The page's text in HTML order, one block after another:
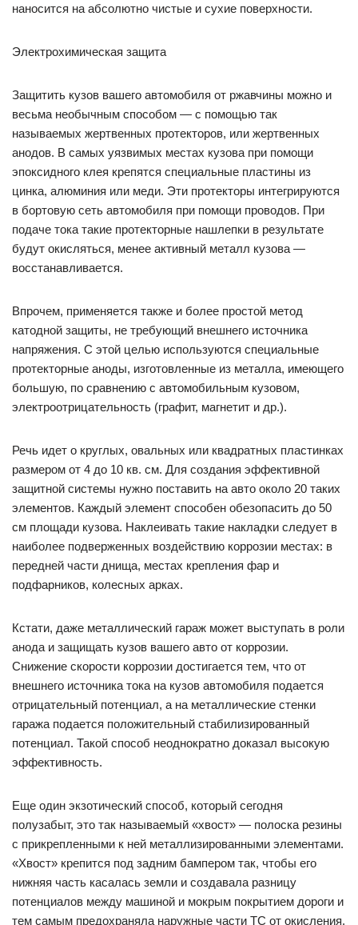
наносится на абсолютно чистые и сухие поверхности.
Электрохимическая защита
Защитить кузов вашего автомобиля от ржавчины можно и
весьма необычным способом — с помощью так
называемых жертвенных протекторов, или жертвенных
анодов. В самых уязвимых местах кузова при помощи
эпоксидного клея крепятся специальные пластины из
цинка, алюминия или меди. Эти протекторы интегрируются
в бортовую сеть автомобиля при помощи проводов. При
подаче тока такие протекторные нашлепки в результате
будут окисляться, менее активный металл кузова —
восстанавливается.
Впрочем, применяется также и более простой метод
катодной защиты, не требующий внешнего источника
напряжения. С этой целью используются специальные
протекторные аноды, изготовленные из металла, имеющего
большую, по сравнению с автомобильным кузовом,
электроотрицательность (графит, магнетит и др.).
Речь идет о круглых, овальных или квадратных пластинках
размером от 4 до 10 кв. см. Для создания эффективной
защитной системы нужно поставить на авто около 20 таких
элементов. Каждый элемент способен обезопасить до 50
см площади кузова. Наклеивать такие накладки следует в
наиболее подверженных воздействию коррозии местах: в
передней части днища, местах крепления фар и
подфарников, колесных арках.
Кстати, даже металлический гараж может выступать в роли
анода и защищать кузов вашего авто от коррозии.
Снижение скорости коррозии достигается тем, что от
внешнего источника тока на кузов автомобиля подается
отрицательный потенциал, а на металлические стенки
гаража подается положительный стабилизированный
потенциал. Такой способ неоднократно доказал высокую
эффективность.
Еще один экзотический способ, который сегодня
полузабыт, это так называемый «хвост» — полоска резины
с прикрепленными к ней металлизированными элементами.
«Хвост» крепится под задним бампером так, чтобы его
нижняя часть касалась земли и создавала разницу
потенциалов между машиной и мокрым покрытием дороги и
тем самым предохраняла наружные части ТС от окисления.